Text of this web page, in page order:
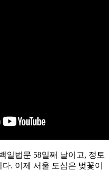
일법문 58일째 날이고, 정토
. 이제 서울 도심은 벚꽃이